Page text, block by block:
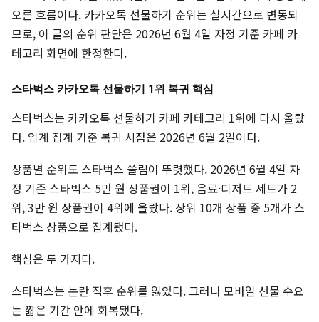
오른 흐름이다. 카카오톡 선물하기 순위는 실시간으로 변동되
므로, 이 글의 순위 판단은 2026년 6월 4일 자정 기준 카페 카
테고리 화면에 한정한다.
스타벅스 카카오톡 선물하기 1위 복귀 핵심
스타벅스는 카카오톡 선물하기 카페 카테고리 1위에 다시 올랐
다. 업계 집계 기준 복귀 시점은 2026년 6월 2일이다.
상품별 순위도 스타벅스 쏠림이 뚜렷했다. 2026년 6월 4일 자
정 기준 스타벅스 5만 원 상품권이 1위, 음료·디저트 세트가 2
위, 3만 원 상품권이 4위에 올랐다. 상위 10개 상품 중 5개가 스
타벅스 상품으로 집계됐다.
핵심은 두 가지다.
스타벅스는 논란 직후 순위를 잃었다. 그러나 모바일 선물 수요
는 짧은 기간 안에 회복됐다.